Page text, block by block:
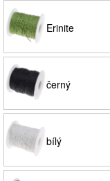
Erinite
černý
bílý